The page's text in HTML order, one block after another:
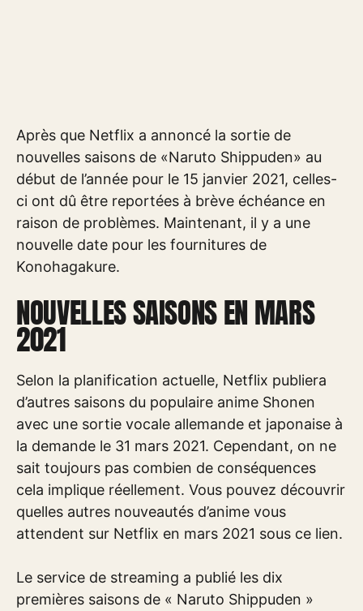
Après que Netflix a annoncé la sortie de
nouvelles saisons de «Naruto Shippuden» au
début de l’année pour le 15 janvier 2021, celles-
ci ont dû être reportées à brève échéance en
raison de problèmes. Maintenant, il y a une
nouvelle date pour les fournitures de
Konohagakure.
NOUVELLES SAISONS EN MARS
2021
Selon la planification actuelle, Netflix publiera
d’autres saisons du populaire anime Shonen
avec une sortie vocale allemande et japonaise à
la demande le 31 mars 2021. Cependant, on ne
sait toujours pas combien de conséquences
cela implique réellement. Vous pouvez découvrir
quelles autres nouveautés d’anime vous
attendent sur Netflix en mars 2021 sous ce lien.
Le service de streaming a publié les dix
premières saisons de « Naruto Shippuden »